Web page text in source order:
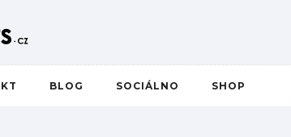
BLOG SOCIÁLNO SHOP